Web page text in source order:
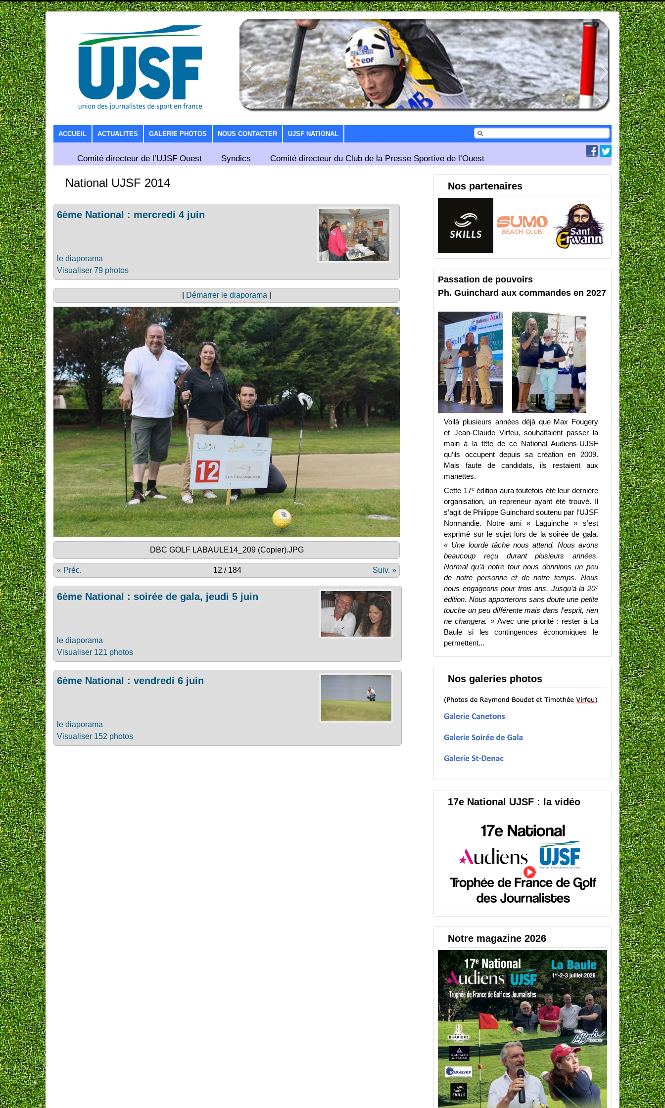
SKIP TO CONTENT
ACCUEIL ACTUALITES GALERIE PHOTOS NOUS CONTACTER UJSF NATIONAL
Comité directeur de l’UJSF Ouest Syndics Comité directeur du Club de la Presse Sportive de l’Ouest
National UJSF 2014
6ème National : mercredi 4 juin
le diaporama
Visualiser 79 photos
Démarrer le diaporama
DBC GOLF LABAULE14_209 (Copier).JPG
« Préc. Suiv. »
12 / 184
6ème National : soirée de gala, jeudi 5 juin
le diaporama
Visualiser 121 photos
6ème National : vendredi 6 juin
le diaporama
Visualiser 152 photos
Nos partenaires
Passation de pouvoirs
Ph. Guinchard aux commandes en 2027
Voilà plusieurs années déjà que Max Fougery
et Jean-Claude Virfeu, souhaitaient passer la
main à la tête de ce National Audiens-UJSF
qu‘ils occupent depuis sa création en 2009.
Mais faute de candidats, ils restaient aux
manettes.
Cette 17eédition aura toutefois été leur dernière
organisation, un repreneur ayant été trouvé. Il
s’agit de Philippe Guinchard soutenu par l’UJSF
Normandie. Notre ami « Laguinche » s’est
exprimé sur le sujet lors de la soirée de gala.
« Une lourde tâche nous attend. Nous avons
beaucoup reçu durant plusieurs années.
Normal qu’à notre tour nous donnions un peu
de notre personne et de notre temps. Nous
nous engageons pour trois ans. Jusqu’à la 20e
édition. Nous apporterons sans doute une petite
touche un peu différente mais dans l’esprit, rien
ne changera. » Avec une priorité : rester à La
Baule si les contingences économiques le
permettent...
Nos galeries photos
17e National UJSF : la vidéo
Notre magazine 2026